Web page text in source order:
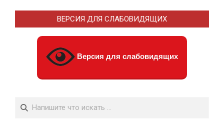
04-
ВЕРСИЯ ДЛЯ СЛАБОВИДЯЩИХ
Версия для слабовидящих